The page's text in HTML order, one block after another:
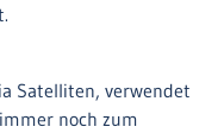
Satelliten, verwendet
noch zum